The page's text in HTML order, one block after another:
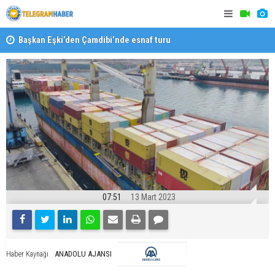
Başkan Eşki’den Çamdibi’nde esnaf turu
07:51 13 Mart 2023
Haber Kaynağı ANADOLU AJANSI